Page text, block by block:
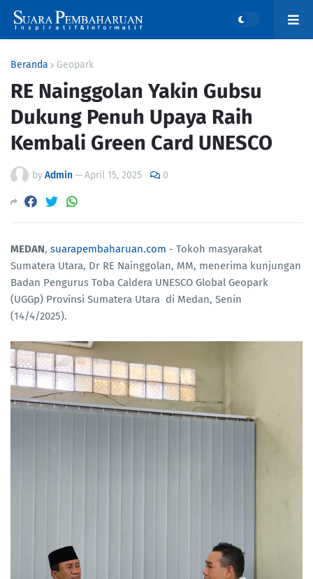
Beranda Geopark
RE Nainggolan Yakin Gubsu
Dukung Penuh Upaya Raih
Kembali Green Card UNESCO
byAdmin—April 15, 2025 0
MEDAN, suarapembaharuan.com - Tokoh masyarakat
Sumatera Utara, Dr RE Nainggolan, MM, menerima kunjungan
Badan Pengurus Toba Caldera UNESCO Global Geopark
(UGGp) Provinsi Sumatera Utara di Medan, Senin
(14/4/2025).